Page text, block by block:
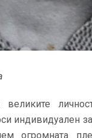
индивидуален
огромната